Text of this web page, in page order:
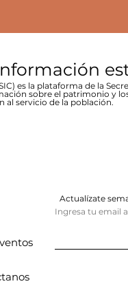
es la plataforma de la
sobre el patrimonio y
al servicio de la población.
Actualízate
Ingresa tu email